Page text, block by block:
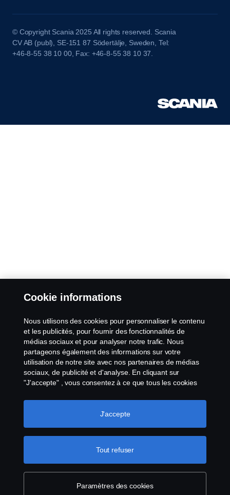
© Copyright Scania 2025 All rights reserved. Scania
CV AB (publ), SE-151 87 Södertälje, Sweden, Tel:
+46-8-55 38 10 00, Fax: +46-8-55 38 10 37.
Cookie informations
Nous utilisons des cookies pour personnaliser le contenu
et les publicités, pour fournir des fonctionnalités de
médias sociaux et pour analyser notre trafic. Nous
partageons également des informations sur votre
utilisation de notre site avec nos partenaires de médias
sociaux, de publicité et d'analyse. En cliquant sur
"J'accepte" , vous consentez à ce que tous les cookies
Vous pouvez également gérer vos cookies en cliquant
sur "Paramètres des cookies" et en sélectionnant les
les cookies, que vous trouverez en cliquant sur le lien
situé sous ce texte. Pour en savoir plus sur la
protection de votre vie privée
Paramètres des cookies
Tout refuser
J'accepte